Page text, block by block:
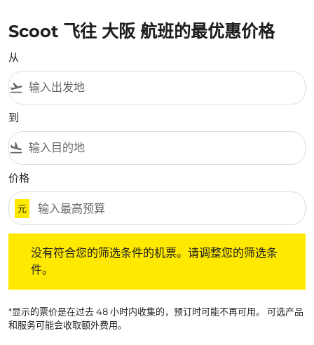
Scoot 飞往 大阪 航班的最优惠价格
从
flight_takeoff
到
flight_land
价格
元
没有符合您的筛选条件的机票。请调整您的筛选条
件。
*显示的票价是在过去 48 小时内收集的，预订时可能不再可用。 可选产品
和服务可能会收取额外费用。